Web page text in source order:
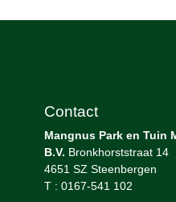
Contact
Mangnus Park en Tuin
B.V. Bronkhorststraat 14
4651 SZ Steenbergen
T : 0167-541 102